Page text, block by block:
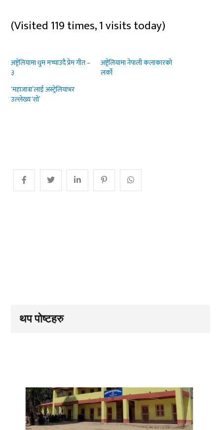
(Visited 119 times, 1 visits today)
अष्ट्रेलियामा धुम मच्चाउदै प्रेम गीत –
३
अष्ट्रेलियामा नेपाली कलाकारको
लर्को
‘महाजात्रा’लाई अस्ट्रेलियाभर
उल्लेख्य ‘शो’
थप पोष्टहरु